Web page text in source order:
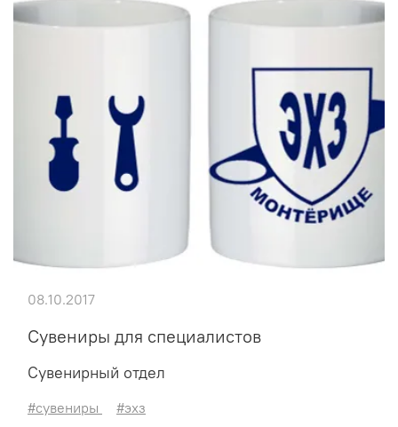
Сувениры для специалистов
Сувенирный отдел
08.10.2017
#сувениры #эхз